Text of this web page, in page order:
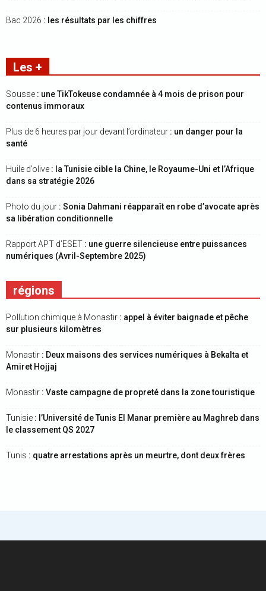
Bac 2026 : les résultats par les chiffres
Les +
Sousse : une TikTokeuse condamnée à 4 mois de prison pour
contenus immoraux
Plus de 6 heures par jour devant l’ordinateur : un danger pour la
santé
Huile d’olive : la Tunisie cible la Chine, le Royaume-Uni et l’Afrique
dans sa stratégie 2026
Photo du jour : Sonia Dahmani réapparaît en robe d’avocate après
sa libération conditionnelle
Rapport APT d’ESET : une guerre silencieuse entre puissances
numériques (Avril-Septembre 2025)
régions
Pollution chimique à Monastir : appel à éviter baignade et pêche
sur plusieurs kilomètres
Monastir : Deux maisons des services numériques à Bekalta et
Amiret Hojjaj
Monastir : Vaste campagne de propreté dans la zone touristique
Tunisie : l’Université de Tunis El Manar première au Maghreb dans
le classement QS 2027
Tunis : quatre arrestations après un meurtre, dont deux frères